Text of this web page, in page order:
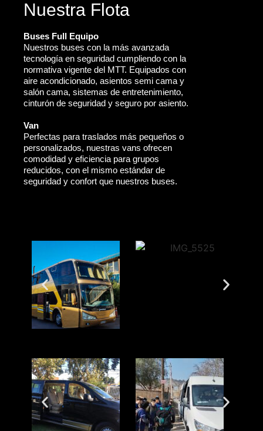
Nuestra Flota
Buses Full Equipo
Nuestros buses con la más avanzada
tecnología en seguridad cumpliendo con la
normativa vigente del MTT. Equipados con
aire acondicionado, asientos semi cama y
salón cama, sistemas de entretenimiento,
cinturón de seguridad y seguro por asiento.
Van
Perfectas para traslados más pequeños o
personalizados, nuestras vans ofrecen
comodidad y eficiencia para grupos
reducidos, con el mismo estándar de
seguridad y confort que nuestros buses.